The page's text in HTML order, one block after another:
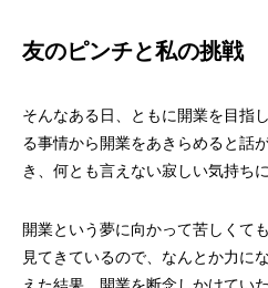
友のピンチと私の挑戦
そんなある日、ともに開業を目指
る事情から開業をあきらめると話
き、何とも言えない寂しい気持ち
開業という夢に向かって苦しくて
見てきているので、なんとか力に